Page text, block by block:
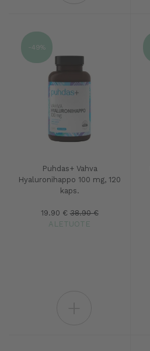
Puhdas+ Vahva
Hyaluronihappo 100 mg, 120
kaps.
19.90 € 38.90 €
ALETUOTE
-49%